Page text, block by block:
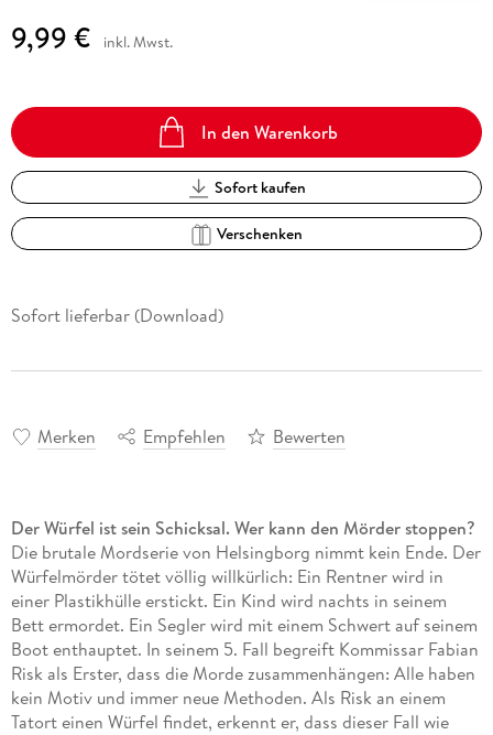
9,99 € inkl. Mwst.
In den Warenkorb
Sofort kaufen
Verschenken
Sofort lieferbar (Download)
Merken Empfehlen Bewerten
Der Würfel ist sein Schicksal. Wer kann den Mörder stoppen?
Die brutale Mordserie von Helsingborg nimmt kein Ende. Der
Würfelmörder tötet völlig willkürlich: Ein Rentner wird in
einer Plastikhülle erstickt. Ein Kind wird nachts in seinem
Bett ermordet. Ein Segler wird mit einem Schwert auf seinem
Boot enthauptet. In seinem 5. Fall begreift Kommissar Fabian
Risk als Erster, dass die Morde zusammenhängen: Alle haben
kein Motiv und immer neue Methoden. Als Risk an einem
Tatort einen Würfel findet, erkennt er, dass dieser Fall wie